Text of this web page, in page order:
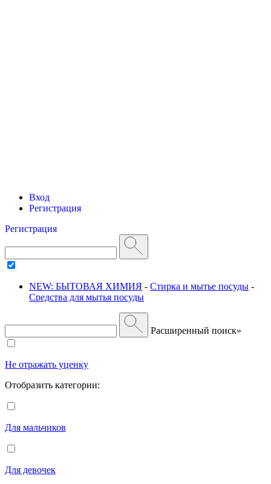
Вход
Регистрация
Регистрация
NEW: БЫТОВАЯ ХИМИЯ - Стирка и мытье посуды -
Средства для мытья посуды
Расширенный поиск»
Не отражать уценку
Отобразить категории:
Для мальчиков
Для девочек